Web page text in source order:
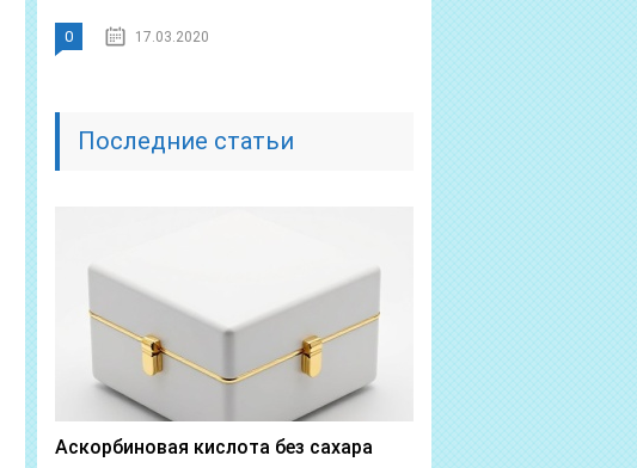
0 17.03.2020
Последние статьи
Аскорбиновая кислота без сахара